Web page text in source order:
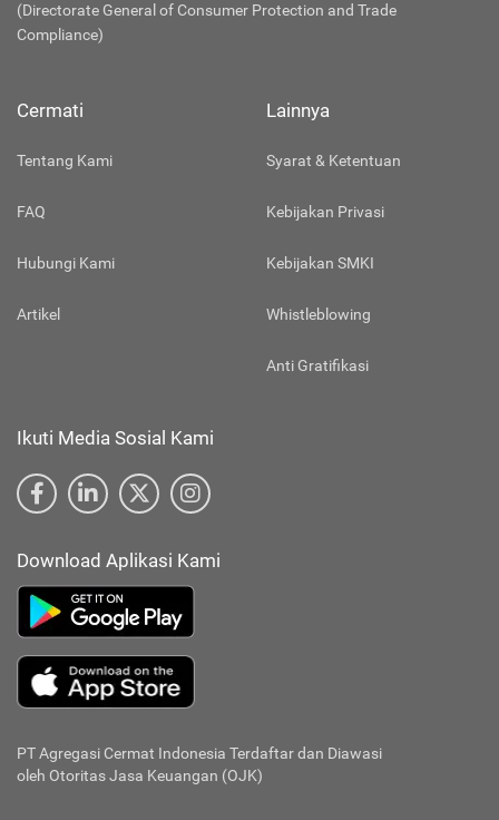
(Directorate General of Consumer Protection and Trade
Compliance)
Cermati
Tentang Kami
FAQ
Hubungi Kami
Artikel
Lainnya
Syarat & Ketentuan
Kebijakan Privasi
Kebijakan SMKI
Whistleblowing
Anti Gratifikasi
Ikuti Media Sosial Kami
Download Aplikasi Kami
PT Agregasi Cermat Indonesia Terdaftar dan Diawasi
oleh Otoritas Jasa Keuangan (OJK)